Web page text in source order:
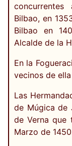
Bilbao, en
Bilbao en
Alcalde de la
En la
vecinos de
Las
de Múgica de
de Verna que
Marzo de